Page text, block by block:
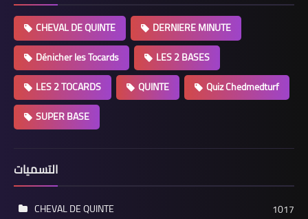
CHEVAL DE QUINTE
DERNIERE MINUTE
Dénicher les Tocards
LES 2 BASES
LES 2 TOCARDS
QUINTE
Quiz Chedmedturf
SUPER BASE
التسميات
CHEVAL DE QUINTE
1017